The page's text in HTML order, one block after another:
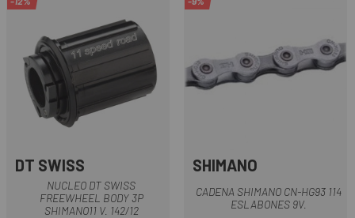
DT SWISS
NUCLEO DT SWISS
FREEWHEEL BODY 3P
SHIMANO11 V. 142/12
SHIMANO
CADENA SHIMANO CN-HG93 114
ESLABONES 9V.